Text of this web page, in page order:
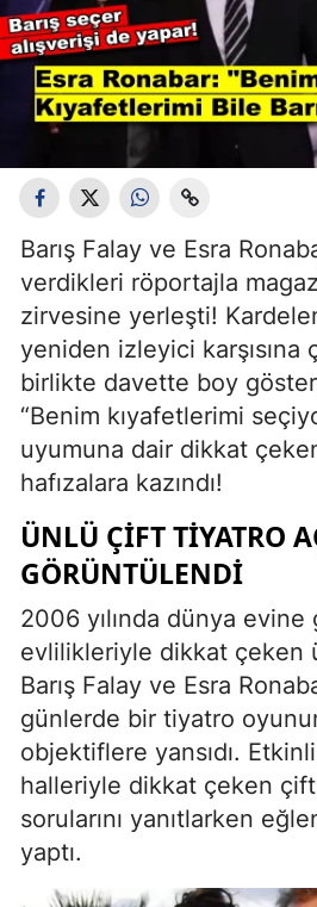
Barış Falay ve Esra
verdikleri röportajla
zirvesine yerleşti!
yeniden izleyici karşısına
birlikte davette boy
“Benim kıyafetlerimi
uyumuna dair dikkat
hafızalara kazındı!
ÜNLÜ ÇIFT TIYATRO
GÖRÜNTÜLENDI
2006 yılında dünya
evlilikleriyle dikkat çeken
Barış Falay ve Esra
günlerde bir tiyatro
objektiflere yansıdı.
halleriyle dikkat çeken
sorularını yanıtlarken
yaptı.